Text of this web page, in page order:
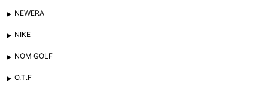
NEWERA
NIKE
NOM GOLF
O.T.F